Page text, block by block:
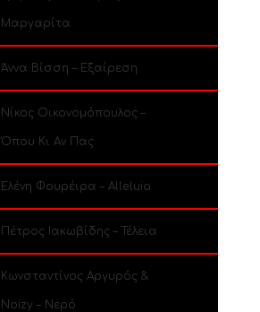
Μαργαρίτα
Άννα Βίσση – Εξαίρεση
Νίκος Οικονομόπουλος –
Όπου Κι Αν Πας
Ελένη Φουρέιρα – Alleluia
Πέτρος Ιακωβίδης – Τέλεια
Κωνσταντίνος Αργυρός &
Noizy – Νερό